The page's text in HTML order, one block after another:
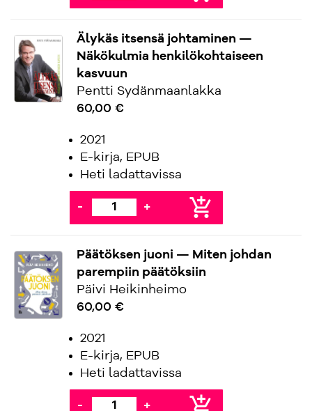
Älykäs itsensä johtaminen —
Näkökulmia henkilökohtaiseen
kasvuun
Pentti Sydänmaanlakka
60,00 €
2021
E-kirja, EPUB
Heti ladattavissa
- + add_shopping_cart
Päätöksen juoni — Miten johdan
parempiin päätöksiin
Päivi Heikinheimo
60,00 €
2021
E-kirja, EPUB
Heti ladattavissa
- +